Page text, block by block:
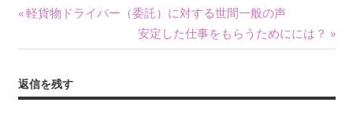
投
稿
ナ
ビ
前
記
軽貨物ドライバー（委託）に対する世間一般の声
次
の
事:
安定した仕事をもらうためにには？
返信を残す